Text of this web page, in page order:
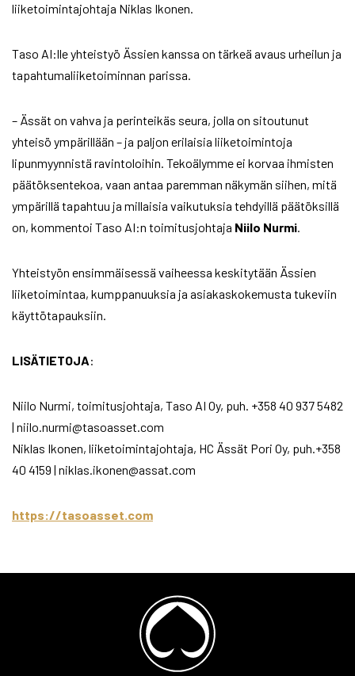
liiketoimintajohtaja Niklas Ikonen.
Taso AI:lle yhteistyö Ässien kanssa on tärkeä avaus urheilun ja
tapahtumaliiketoiminnan parissa.
– Ässät on vahva ja perinteikäs seura, jolla on sitoutunut
yhteisö ympärillään – ja paljon erilaisia liiketoimintoja
lipunmyynnistä ravintoloihin. Tekoälymme ei korvaa ihmisten
päätöksentekoa, vaan antaa paremman näkymän siihen, mitä
ympärillä tapahtuu ja millaisia vaikutuksia tehdyillä päätöksillä
on, kommentoi Taso AI:n toimitusjohtaja Niilo Nurmi.
Yhteistyön ensimmäisessä vaiheessa keskitytään Ässien
liiketoimintaa, kumppanuuksia ja asiakaskokemusta tukeviin
käyttötapauksiin.
LISÄTIETOJA:
Niilo Nurmi, toimitusjohtaja, Taso AI Oy, puh. +358 40 937 5482
| niilo.nurmi@tasoasset.com
Niklas Ikonen, liiketoimintajohtaja, HC Ässät Pori Oy, puh.+358
40 4159 | niklas.ikonen@assat.com
https://tasoasset.com